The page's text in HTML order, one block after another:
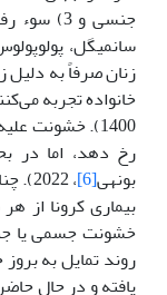
جنسی و 3) سوء رفتار عاطفی
سانمیگل،
زنان صرفاً به
خانواده تجربه
1400). خشونت
رخ دهد، اما در
بونهی[6]
،
بیماری کرونا از
خشونت جسمی یا
روند تمایل به
یافته و در حال